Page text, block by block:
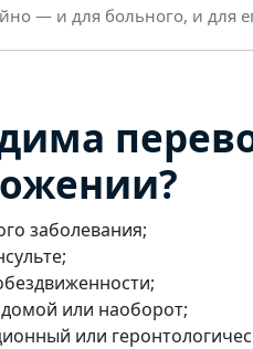
— и для больного, и для
заболевания;
или наоборот;
или